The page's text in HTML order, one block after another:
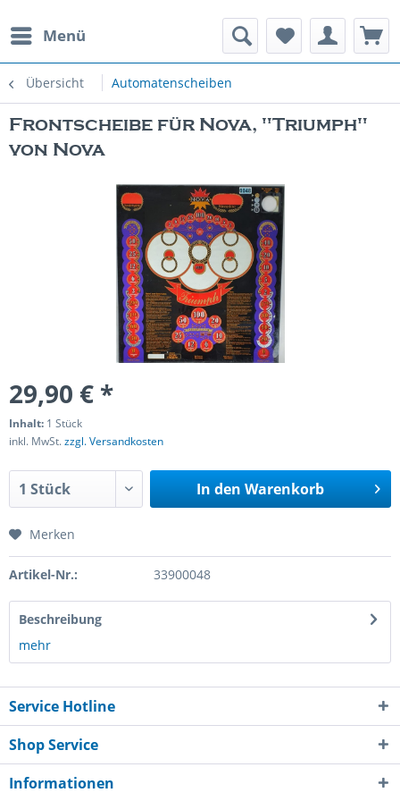
Menü
Übersicht Automatenscheiben
Spielautomaten
Frontscheibe für Nova, "Triumph"
von Nova
29,90 € *
Inhalt: 1 Stück
inkl. MwSt.zzgl. Versandkosten
In den Warenkorb
Merken
Artikel-Nr.: 33900048
Beschreibung
mehr
Service Hotline
Shop Service
Informationen